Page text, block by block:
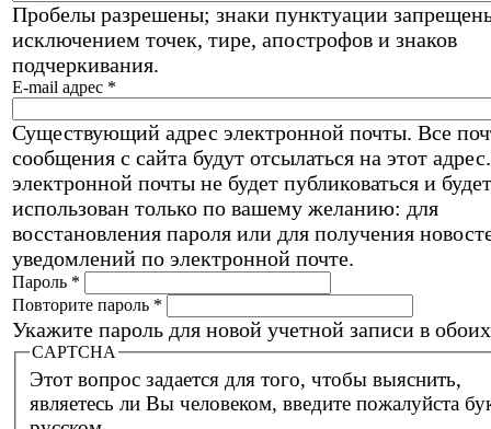
Пробелы разрешены; знаки пунктуации
исключением точек, тире, апострофов и знаков
подчеркивания.
E-mail адрес *
Существующий адрес электронной почты. Все
сообщения с сайта будут отсылаться на этот
электронной почты не будет публиковаться и будет
использован только по вашему желанию: для
восстановления пароля или для получения
уведомлений по электронной почте.
Пароль *
Повторите пароль *
Укажите пароль для новой учетной записи в
CAPTCHA
Этот вопрос задается для того, чтобы выяснить,
являетесь ли Вы человеком, введите пожалуйста буквы на